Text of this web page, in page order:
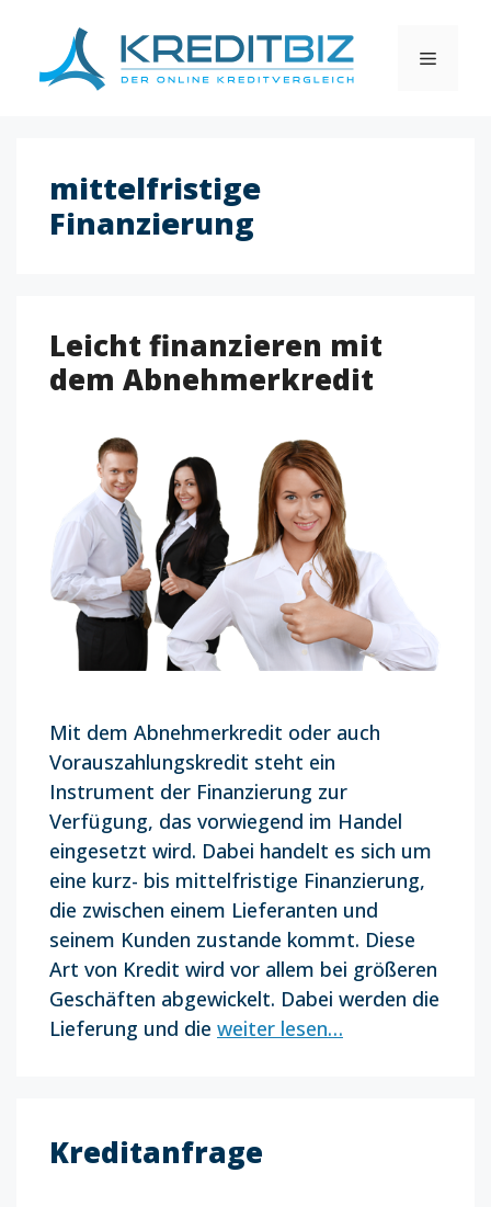
content
MENU
mittelfristige
Finanzierung
Leicht finanzieren mit
dem Abnehmerkredit
Mit dem Abnehmerkredit oder auch
Vorauszahlungskredit steht ein
Instrument der Finanzierung zur
Verfügung, das vorwiegend im Handel
eingesetzt wird. Dabei handelt es sich um
eine kurz- bis mittelfristige Finanzierung,
die zwischen einem Lieferanten und
seinem Kunden zustande kommt. Diese
Art von Kredit wird vor allem bei größeren
Geschäften abgewickelt. Dabei werden die
Lieferung und die weiter lesen…
Kreditanfrage